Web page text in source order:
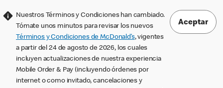
Nuestros Términos y Condiciones han cambiado.
Tómate unos minutos para revisar los nuevos
Términos y Condiciones de McDonald’s, vigentes
a partir del 24 de agosto de 2026, los cuales
incluyen actualizaciones de nuestra experiencia
Mobile Order & Pay (incluyendo órdenes por
internet o como invitado, cancelaciones y
Aceptar